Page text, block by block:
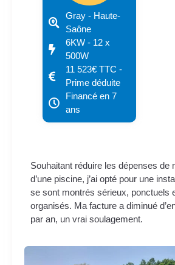
Gray - Haute-
Saône
6KW - 12 x
500W
11 523€ TTC -
Prime déduite
Financé en 7
ans
Souhaitant réduire les dépenses de
d’une piscine, j’ai opté pour une
se sont montrés sérieux, ponctuels
organisés. Ma facture a diminué
par an, un vrai soulagement.